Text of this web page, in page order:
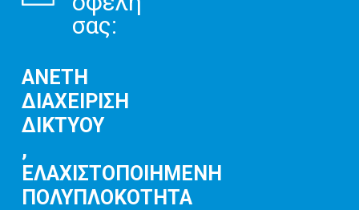
σας:
ΑΝΕΤΗ
ΔΙΑΧΕΙΡΙΣΗ
ΔΙΚΤΥΟΥ
,
ΕΛΑΧΙΣΤΟΠΟΙΗΜΕΝΗ
ΠΟΛΥΠΛΟΚΟΤΗΤΑ